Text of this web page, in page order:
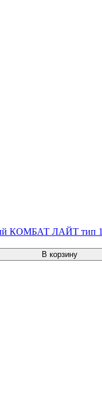
КОМБАТ ЛАЙТ тип 1
В корзину